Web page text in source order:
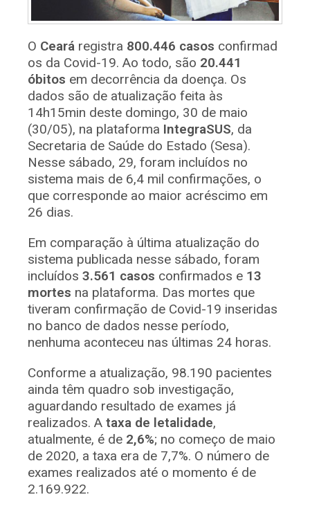
O Ceará registra 800.446 casos confirmad
os da Covid-19. Ao todo, são 20.441
óbitos em decorrência da doença. Os
dados são de atualização feita às
14h15min deste domingo, 30 de maio
(30/05), na plataforma IntegraSUS, da
Secretaria de Saúde do Estado (Sesa).
Nesse sábado, 29, foram incluídos no
sistema mais de 6,4 mil confirmações, o
que corresponde ao maior acréscimo em
26 dias.
Em comparação à última atualização do
sistema publicada nesse sábado, foram
incluídos 3.561 casos confirmados e 13
mortes na plataforma. Das mortes que
tiveram confirmação de Covid-19 inseridas
no banco de dados nesse período,
nenhuma aconteceu nas últimas 24 horas.
Conforme a atualização, 98.190 pacientes
ainda têm quadro sob investigação,
aguardando resultado de exames já
realizados. A taxa de letalidade,
atualmente, é de 2,6%; no começo de maio
de 2020, a taxa era de 7,7%. O número de
exames realizados até o momento é de
2.169.922.